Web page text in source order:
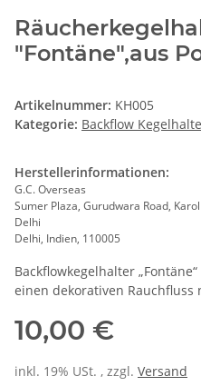
"Fontäne",aus
Artikelnummer: KH005
Kategorie: Backflow
Herstellerinformationen:
G.C. Overseas
Sumer Plaza, Gurudwara Road,
Delhi
Delhi, Indien, 110005
Backflowkegelhalter
einen dekorativen Rauchfluss
10,00 €
inkl. 19% USt. , zzgl. Versand